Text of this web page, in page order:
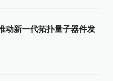
动新一代拓扑量子器件发